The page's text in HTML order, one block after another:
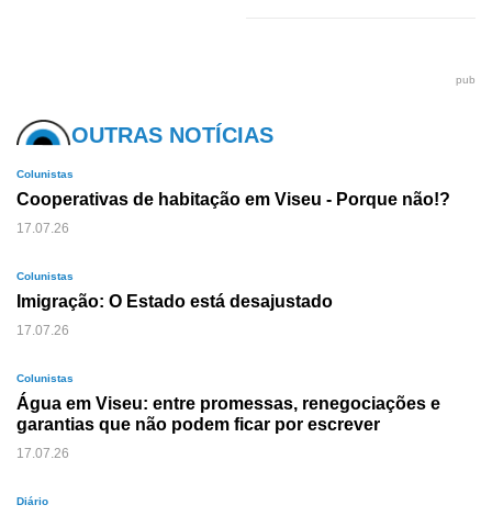
pub
OUTRAS NOTÍCIAS
Colunistas
Cooperativas de habitação em Viseu - Porque não!?
17.07.26
Colunistas
Imigração: O Estado está desajustado
17.07.26
Colunistas
Água em Viseu: entre promessas, renegociações e
garantias que não podem ficar por escrever
17.07.26
Diário